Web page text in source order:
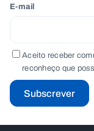
E-mail
Aceito receber
reconheço que
Subscrever